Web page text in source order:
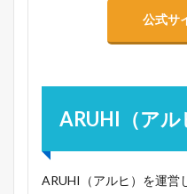
公式サ
ARUHI（アル
ARUHI（アルヒ）を運営